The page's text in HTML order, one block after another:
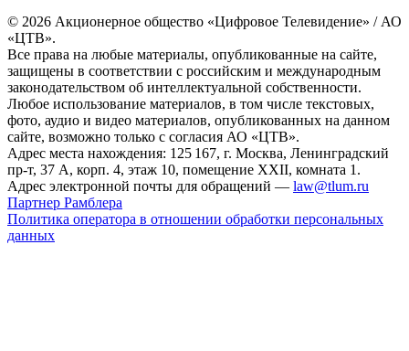
© 2026 Акционерное общество «Цифровое Телевидение» / АО
«ЦТВ».
Все права на любые материалы, опубликованные на сайте,
защищены в соответствии с российским и международным
законодательством об интеллектуальной собственности.
Любое использование материалов, в том числе текстовых,
фото, аудио и видео материалов, опубликованных на данном
сайте, возможно только с согласия АО «ЦТВ».
Адрес места нахождения: 125 167, г. Москва, Ленинградский
пр-т, 37 А, корп. 4, этаж 10, помещение XXII, комната 1.
Адрес электронной почты для обращений — law@tlum.ru
Партнер Рамблера
Политика оператора в отношении обработки персональных
данных